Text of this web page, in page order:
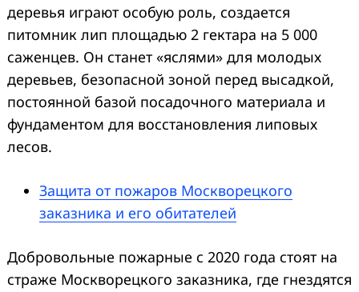
деревья играют особую роль, создается
питомник лип площадью 2 гектара на 5 000
саженцев. Он станет «яслями» для молодых
деревьев, безопасной зоной перед высадкой,
постоянной базой посадочного материала и
фундаментом для восстановления липовых
лесов.
Защита от пожаров Москворецкого
заказника и его обитателей
Добровольные пожарные с 2020 года стоят на
страже Москворецкого заказника, где гнездятся